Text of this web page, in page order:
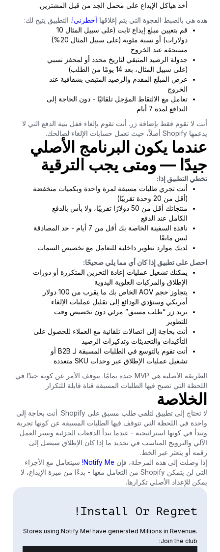
أخذ هياكل الإيداع على محمل الجد من قبل المشترين.
هذه هي بالضبط الفجوة التي يتم إغلاقها أخطرني!. التطبيق يتيح لك:
قم بتعيين مبلغ إيداع ثابت (على سبيل المثال 10
دولارات) أو نسبة مئوية (على سبيل المثال 20%)
مستحقة عند الخروج
جدولة الرصيد المتبقي لتاريخ محدد أو لمحفز نسبي
(على سبيل المثال، بعد 14 يومًا من الطلب)
عرض المبلغ المقدم والرصيد المتبقي بشفافية عند
الخروج
تعامل مع الالتقاط المؤجل تلقائيًا - دون الحاجة إلى
التدافع لمدة 7 أيام
أنت لا تقوم فقط بإضافة زر. أنت تقوم بإلغاء قفل بنية الدفع التي لا
يدعمها Shopify أصلاً، حيث تعمل حسابات الإلغاء لصالحك.
عندما يكون البرنامج الأصلي
جيدًا — ومتى يجب الترقية
تخطي التطبيق إذا:
أنت تجري طلبات مسبقة لمرة واحدة وبكميات منخفضة
(أقل من 20 وحدة تقريبًا)
منتجاتك أقل من 50 دولارًا تقريبًا، ولا بأس بالدفع
الكامل عند الدفع
نافذة السفينة الخاصة بك أقل من 7 أيام - حد المصادقة
ليس مانعًا
لديك موارد تطوير داخلية للتعامل مع تخصيص السمات
احصل على تطبيق إذا كان أي مما يلي صحيحًا:
يمكنك تشغيل عمليات إعادة التخزين المتكررة أو دورات
الإطلاق والمركبات العلوية اليدوية
يتجاوز حجم AOV الخاص بك ما يقرب من 100 دولار
أمريكي وستؤدي الودائع إلى تقليل عمليات الإلغاء
تريد زر “طلب مسبق” مرئي دون تخصيص وقت
للتطوير
أنت بحاجة إلى اتصالات تلقائية مع العملاء للحصول على
التأكيدات والتحديثات وتذكيرات الرصيد
أنت تقوم بالتوسع في الطلبات المسبقة لـ B2B أو
تشغيل عمليات الإطلاق عبر وحدات SKU متعددة
الطريقة الأصلية هي MVP جيدة تمامًا. يتوقف الأمر عن كونه جيدًا في
اللحظة التي تصبح فيها الطلبات المسبقة قناة قابلة للتكرار.
الخلاصة
لا تحتاج إلى تطبيق لتلقي طلب مسبق على Shopify. أنت بحاجة إلى
واحدة في اللحظة التي تتوقف فيها الطلبات المسبقة عن كونها تجربة
وتبدأ في كونها استراتيجية - عندما تبدأ الدفعات الجزئية وسير العمل
الآلي والترويج المناسب في تحديد ما إذا كان الإطلاق سيصل إلى
رقمه أو يتعثر عبر الخط.
إذا وصلت إلى هذه المرحلة، فإن Notify Me! سيتعامل مع الأجزاء
التي لن يتمكن Shopify من التعامل معها - بدءًا من ميزة الإيداع، لا
يمكن للإعداد الأصلي تكرارها.
Install Or Regret!
Stores using Notify Me! have generated Millions in Revenue.
Join the club: